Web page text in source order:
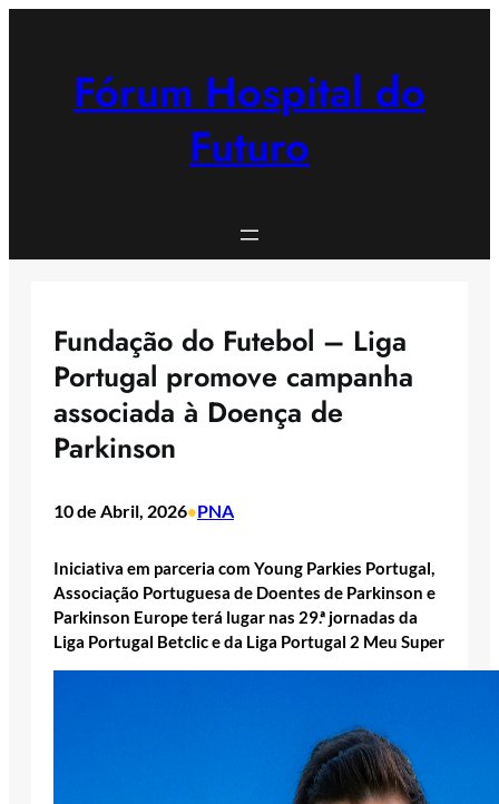
Fórum Hospital do
Futuro
Fundação do Futebol – Liga
Portugal promove campanha
associada à Doença de
Parkinson
10 de Abril, 2026•PNA
Iniciativa em parceria com Young Parkies Portugal,
Associação Portuguesa de Doentes de Parkinson e
Parkinson Europe terá lugar nas 29.ª jornadas da
Liga Portugal Betclic e da Liga Portugal 2 Meu Super